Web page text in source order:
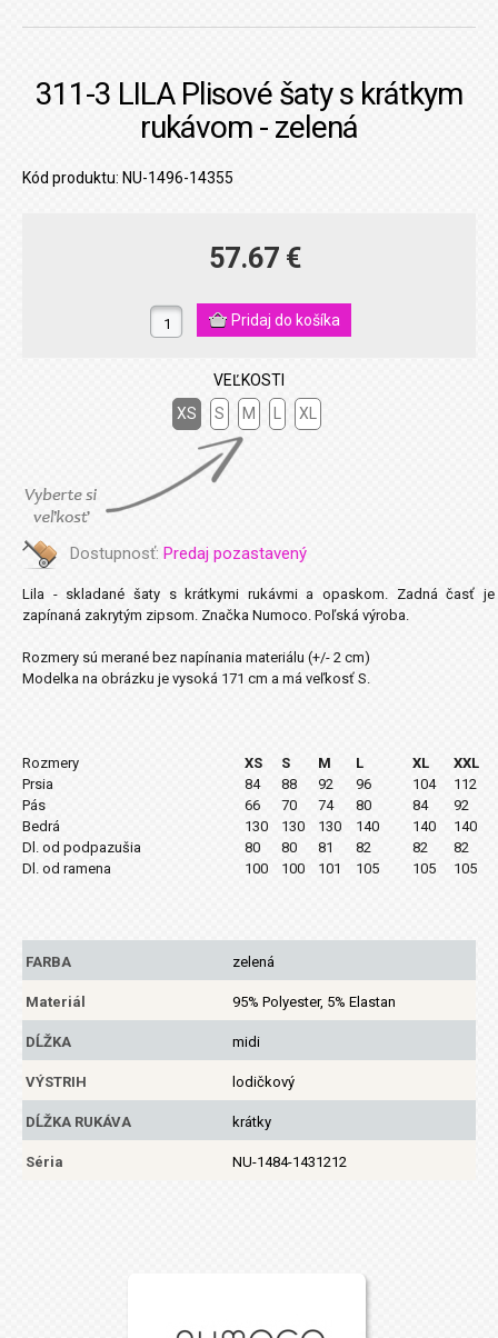
311-3 LILA Plisové šaty s krátkym
rukávom - zelená
Kód produktu: NU-1496-14355
57.67 €
VEĽKOSTI
XS
S M XL
Dostupnosť: Predaj pozastavený
Lila - skladané šaty s krátkymi rukávmi a opaskom. Zadná časť je
zapínaná zakrytým zipsom. Značka Numoco. Poľská výroba.
Rozmery sú merané bez napínania materiálu (+/- 2 cm)
Modelka na obrázku je vysoká 171 cm a má veľkosť S.
Rozmery XS S M L XL
XXL
Prsia
84 88 92 96 104
112
Pás
66 70 74 80 84
92
Bedrá
130 130 130 140 140
140
Dl. od podpazušia
80 80 81 82 82
82
Dl. od ramena
100 100 101 105 105 105
FARBA zelená
Materiál 95% Polyester, 5% Elastan
DĹŽKA midi
VÝSTRIH lodičkový
DĹŽKA RUKÁVA krátky
Séria NU-1484-1431212